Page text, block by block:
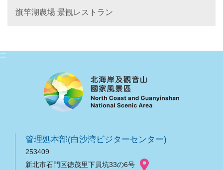
旗竿湖農場 景観レストラン
:::
管理処本部(白沙湾ビジターセンター)
253409
新北市石門区徳茂里下員坑33の6号